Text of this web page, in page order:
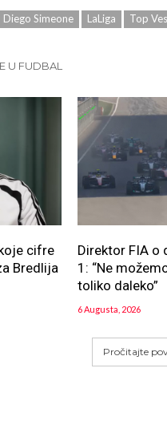
Diego Simeone LaLiga Top
U FUDBAL
cifre
Bredlija
Direktor FIA o
1: “Ne
toliko daleko”
6 Augusta, 2026
Pročitajte